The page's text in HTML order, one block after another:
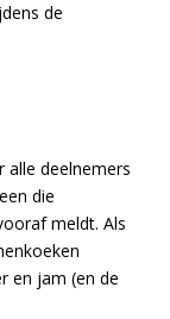
de
deelnemers
die
meldt. Als
en jam (en de